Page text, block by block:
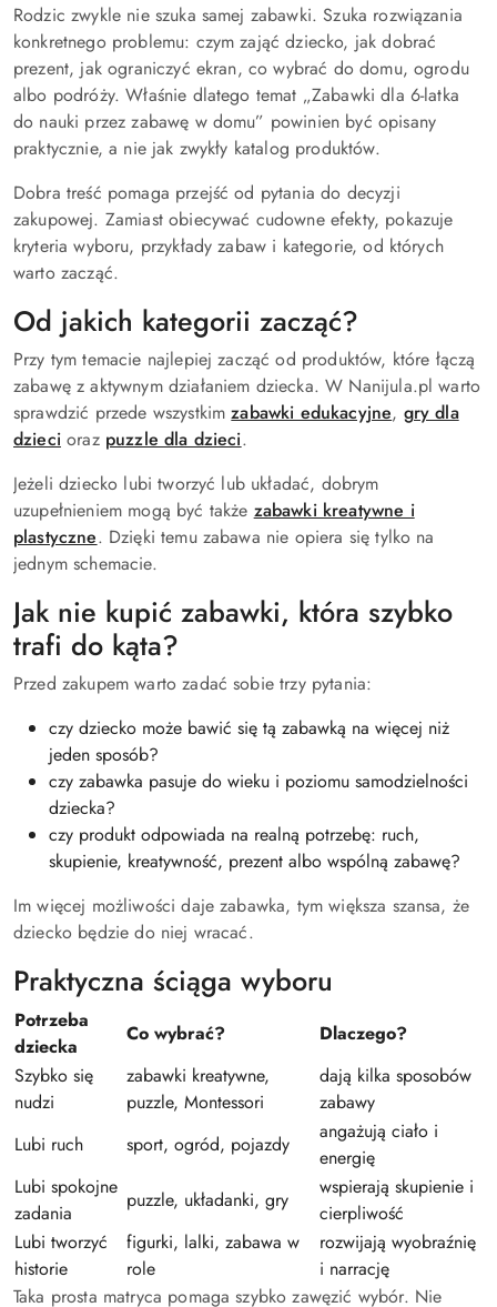
Rodzic zwykle nie szuka samej zabawki. Szuka rozwiązania
konkretnego problemu: czym zająć dziecko, jak dobrać
prezent, jak ograniczyć ekran, co wybrać do domu, ogrodu
albo podróży. Właśnie dlatego temat „Zabawki dla 6-latka
do nauki przez zabawę w domu” powinien być opisany
praktycznie, a nie jak zwykły katalog produktów.
Dobra treść pomaga przejść od pytania do decyzji
zakupowej. Zamiast obiecywać cudowne efekty, pokazuje
kryteria wyboru, przykłady zabaw i kategorie, od których
warto zacząć.
Od jakich kategorii zacząć?
Przy tym temacie najlepiej zacząć od produktów, które łączą
zabawę z aktywnym działaniem dziecka. W Nanijula.pl warto
sprawdzić przede wszystkimzabawki edukacyjne, gry dla
dziecioraz puzzle dla dzieci.
Jeżeli dziecko lubi tworzyć lub układać, dobrym
uzupełnieniem mogą być także zabawki kreatywne i
plastyczne. Dzięki temu zabawa nie opiera się tylko na
jednym schemacie.
Jak nie kupić zabawki, która szybko
trafi do kąta?
Przed zakupem warto zadać sobie trzy pytania:
czy dziecko może bawić się tą zabawką na więcej niż
jeden sposób?
czy zabawka pasuje do wieku i poziomu samodzielności
dziecka?
czy produkt odpowiada na realną potrzebę: ruch,
skupienie, kreatywność, prezent albo wspólną zabawę?
Im więcej możliwości daje zabawka, tym większa szansa, że
dziecko będzie do niej wracać.
Praktyczna ściąga wyboru
Potrzeba
dziecka
Co wybrać?
Dlaczego?
Szybko się
nudzi
zabawki kreatywne,
puzzle, Montessori
dają kilka sposobów
zabawy
Lubi ruch
sport, ogród, pojazdy
angażują ciało i
energię
Lubi spokojne
zadania
puzzle, układanki, gry
wspierają skupienie i
cierpliwość
Lubi tworzyć
historie
figurki, lalki, zabawa w
role
rozwijają wyobraźnię
i narrację
Taka prosta matryca pomaga szybko zawęzić wybór. Nie